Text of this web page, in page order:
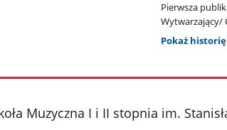
Pierwsza
Wytwarzający/
Pokaż
Muzyczna I i II stopnia im.